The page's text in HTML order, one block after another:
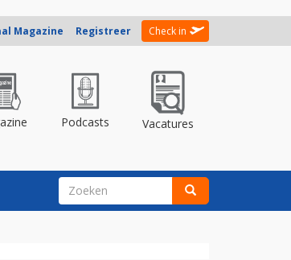
Magazine Registreer Check in
Podcasts Vacatures
ZOEKVELD